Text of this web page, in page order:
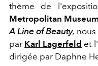
thème de
Metropolitan
A Line of Beauty,
par Karl Lagerfeld et
dirigée par Daphne